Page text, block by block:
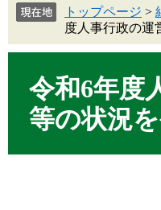
トップページ >
度人事行政の運
令和6年度
等の状況